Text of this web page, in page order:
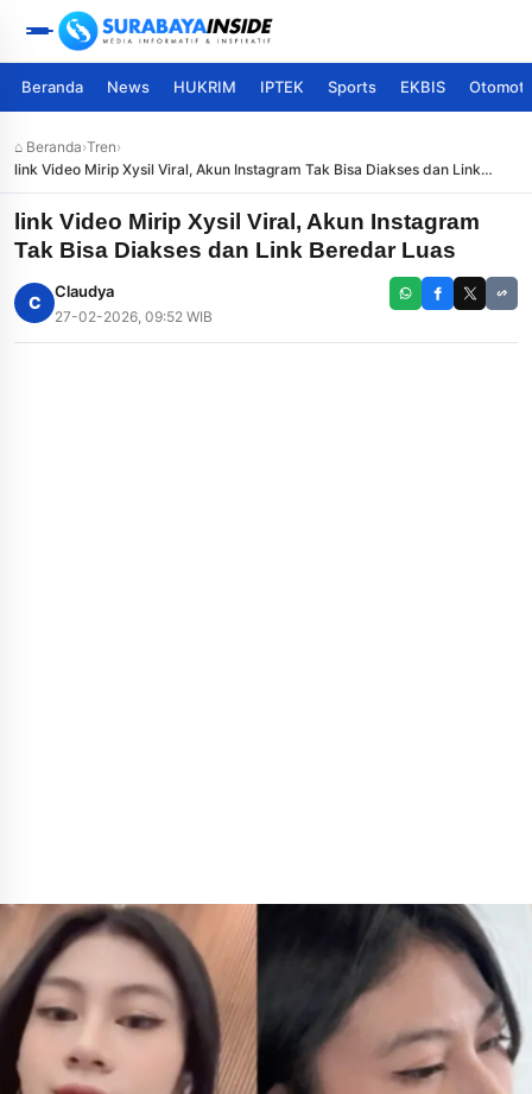
Beranda News HUKRIM IPTEK Sports EKBIS
⌂ Beranda›Tren›
link Video Mirip Xysil Viral, Akun Instagram Tak Bisa Diakses dan Link
Beredar Luas
link Video Mirip Xysil Viral, Akun Instagram
Tak Bisa Diakses dan Link Beredar Luas
C
Claudya
27-02-2026, 09:52 WIB